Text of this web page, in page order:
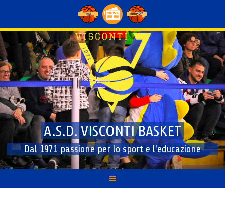
content
A.S.D. VISCONTI BASKET
Dal 1971 passione per lo sport e l'educazione